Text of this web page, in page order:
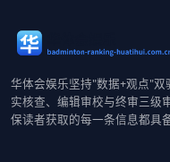
华体会娱乐坚持"数据+观点"
实核查、编辑审校与终审三级
保读者获取的每一条信息都具